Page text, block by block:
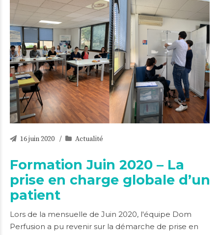
16 juin 2020 Actualité
Formation Juin 2020 – La
prise en charge globale d’un
patient
Lors de la mensuelle de Juin 2020, l'équipe Dom
Perfusion a pu revenir sur la démarche de prise en